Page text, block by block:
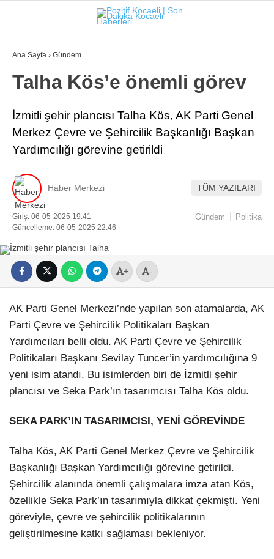
Facebook
Youtube
POLITIKA
DÜNYA
SPOR
MAGAZIN
TEKNOLOJI
FOTO GALERI
Ana Sayfa › Gündem
Talha Kös’e önemli görev
İzmitli şehir plancısı Talha Kös, AK Parti Genel
Merkez Çevre ve Şehircilik Başkanlığı Başkan
Yardımcılığı görevine getirildi
Haber Merkezi TÜM YAZILARI
Giriş: 06-05-2025 19:41
Güncelleme: 06-05-2025 22:46
Gündem Politika
+ -
AK Parti Genel Merkezi’nde yapılan son atamalarda, AK
Parti Çevre ve Şehircilik Politikaları Başkan
Yardımcıları belli oldu. AK Parti Çevre ve Şehircilik
Politikaları Başkanı Sevilay Tuncer’in yardımcılığına 9
yeni isim atandı. Bu isimlerden biri de İzmitli şehir
plancısı ve Seka Park’ın tasarımcısı Talha Kös oldu.
SEKA PARK’IN TASARIMCISI, YENİ GÖREVİNDE
Talha Kös, AK Parti Genel Merkez Çevre ve Şehircilik
Başkanlığı Başkan Yardımcılığı görevine getirildi.
Şehircilik alanında önemli çalışmalara imza atan Kös,
özellikle Seka Park’ın tasarımıyla dikkat çekmişti. Yeni
göreviyle, çevre ve şehircilik politikalarının
geliştirilmesine katkı sağlaması bekleniyor.